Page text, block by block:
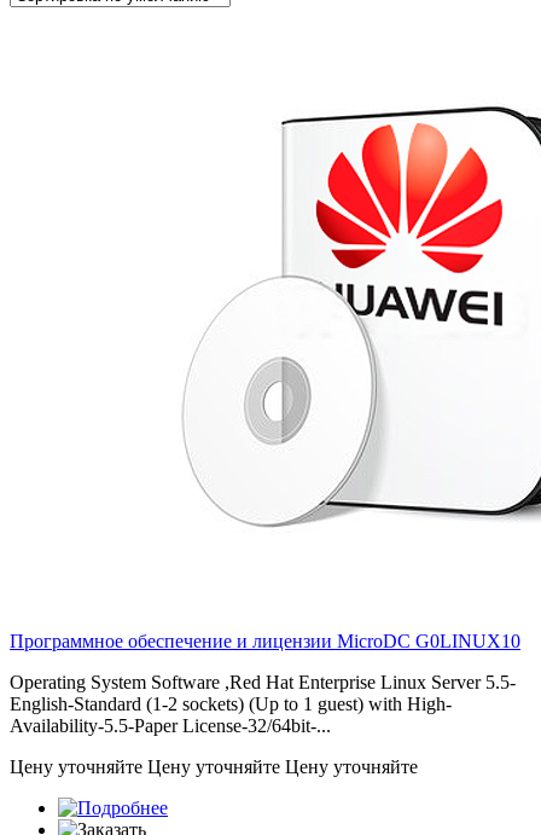
Программное обеспечение и лицензии MicroDC G0LINUX10
Operating System Software ,Red Hat Enterprise Linux Server 5.5-
English-Standard (1-2 sockets) (Up to 1 guest) with High-
Availability-5.5-Paper License-32/64bit-...
Цену уточняйте Цену уточняйте Цену уточняйте